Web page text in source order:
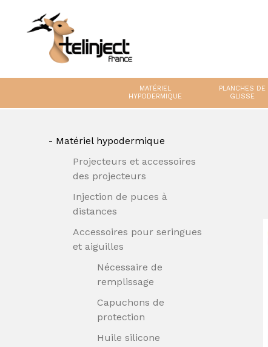
MATÉRIEL
HYPODERMIQUE
PLANCHES DE
GLISSE
Matériel hypodermique
Projecteurs et accessoires
des projecteurs
Injection de puces à
distances
Accessoires pour seringues
et aiguilles
Nécessaire de
remplissage
Capuchons de
protection
Huile silicone